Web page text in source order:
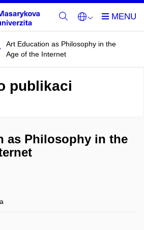
Art Education as Philosophy in the
Age of the Internet
publikaci
as Philosophy in the